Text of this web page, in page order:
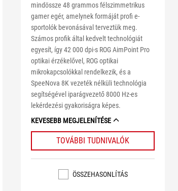
mindössze 48 grammos félszimmetrikus
gamer egér, amelynek formáját profi e-
sportolók bevonásával terveztük meg.
Számos profik által kedvelt technológiát
egyesít, így 42 000 dpi-s ROG AimPoint Pro
optikai érzékelővel, ROG optikai
mikrokapcsolókkal rendelkezik, és a
SpeeNova 8K vezeték nélküli technológia
segítségével iparágvezető 8000 Hz-es
lekérdezési gyakoriságra képes.
KEVESEBB MEGJELENÍTÉSE
TOVÁBBI TUDNIVALÓK
ÖSSZEHASONLÍTÁS